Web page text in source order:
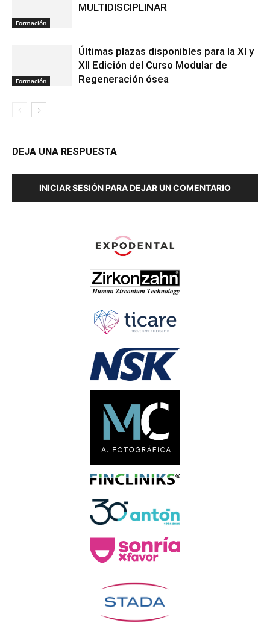
Formación
MULTIDISCIPLINAR
Formación
Últimas plazas disponibles para la XI y
XII Edición del Curso Modular de
Regeneración ósea
DEJA UNA RESPUESTA
INICIAR SESIÓN PARA DEJAR UN COMENTARIO